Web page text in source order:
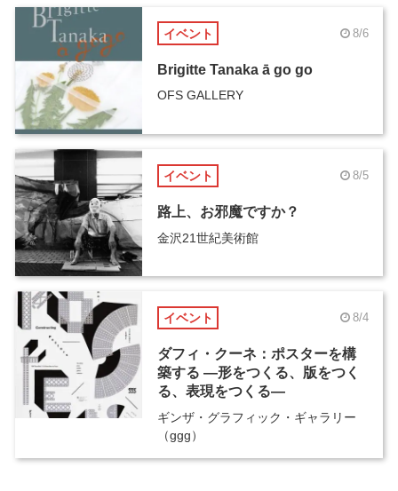
イベント 8/6
Brigitte Tanaka ā go go
OFS GALLERY
イベント 8/5
路上、お邪魔ですか？
金沢21世紀美術館
イベント 8/4
ダフィ・クーネ：ポスターを構
築する ―形をつくる、版をつく
る、表現をつくる―
ギンザ・グラフィック・ギャラリー
（ggg）